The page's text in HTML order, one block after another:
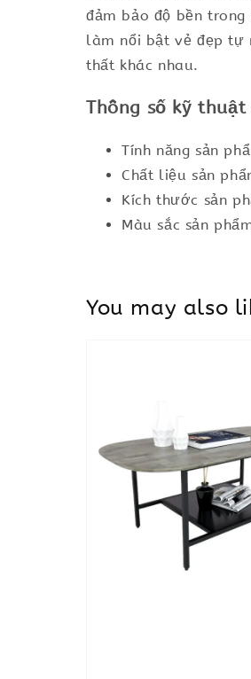
đảm bảo độ bền
làm nổi bật vẻ đẹp tự
thất khác nhau.
Thông số kỹ thuật
Tính năng sản
Chất liệu sản
Kích thước sản
Màu sắc sản
You may also